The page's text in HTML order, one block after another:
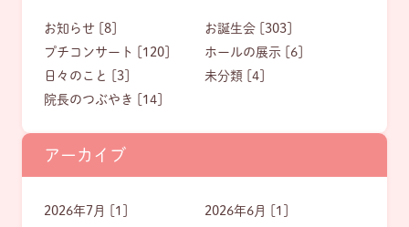
お知らせ [8]
お誕生会 [303]
プチコンサート [120]
ホールの展示 [6]
日々のこと [3]
未分類 [4]
院長のつぶやき [14]
アーカイブ
2026年7月 [1]
2026年6月 [1]